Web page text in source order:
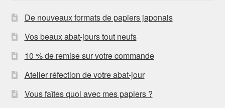
De nouveaux formats de papiers japonais
Vos beaux abat-jours tout neufs
10 % de remise sur votre commande
Atelier réfection de votre abat-jour
Vous faîtes quoi avec mes papiers ?